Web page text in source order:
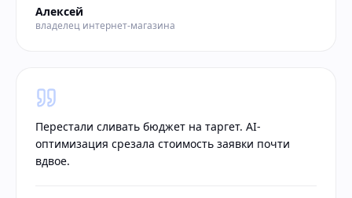
Алексей
владелец интернет-магазина
Перестали сливать бюджет на таргет. AI-
оптимизация срезала стоимость заявки почти
вдвое.